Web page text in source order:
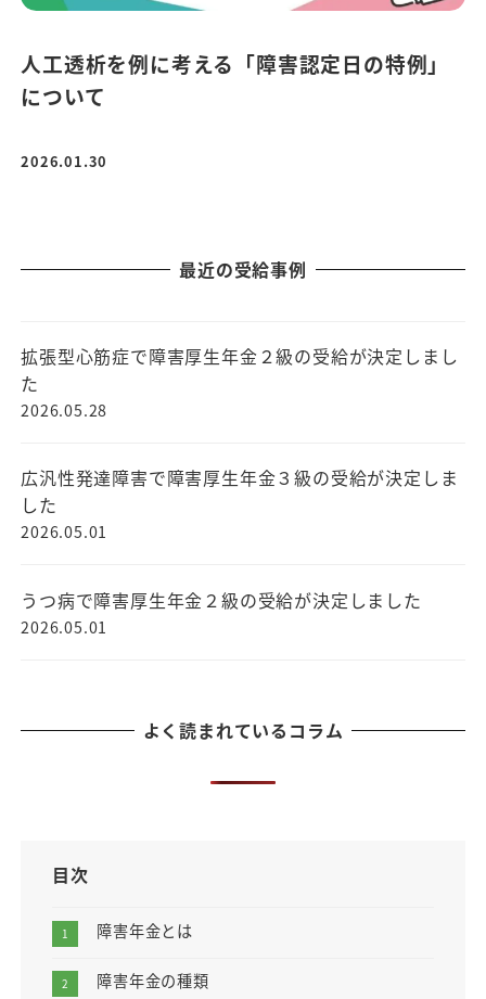
人工透析を例に考える「障害認定日の特例」
について
2026.01.30
最近の受給事例
拡張型心筋症で障害厚生年金２級の受給が決定しまし
た
2026.05.28
広汎性発達障害で障害厚生年金３級の受給が決定しま
した
2026.05.01
うつ病で障害厚生年金２級の受給が決定しました
2026.05.01
よく読まれているコラム
目次
障害年金とは
障害年金の種類